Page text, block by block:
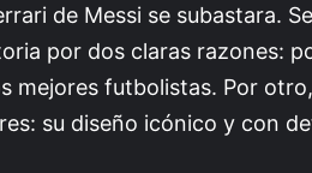
de Messi se subastara.
por dos claras razones:
mejores futbolistas. Por
su diseño icónico y con